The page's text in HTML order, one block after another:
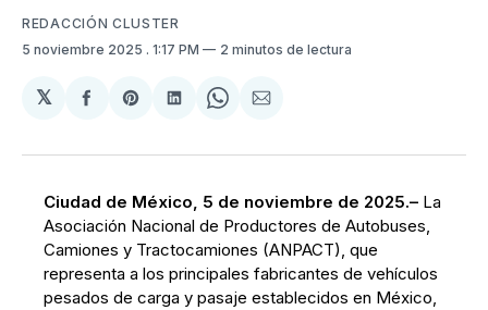
REDACCIÓN CLUSTER
5 noviembre 2025 . 1:17 PM 2 minutos de lectura
𝕏
Compartir
Facebook
Share
Pinterest
Compartir
LinkedIn
Share
WhatsApp
Compartir
Email
Ciudad de México, 5 de noviembre de 2025.– La
Asociación Nacional de Productores de Autobuses,
Camiones y Tractocamiones (ANPACT), que
representa a los principales fabricantes de vehículos
pesados de carga y pasaje establecidos en México,